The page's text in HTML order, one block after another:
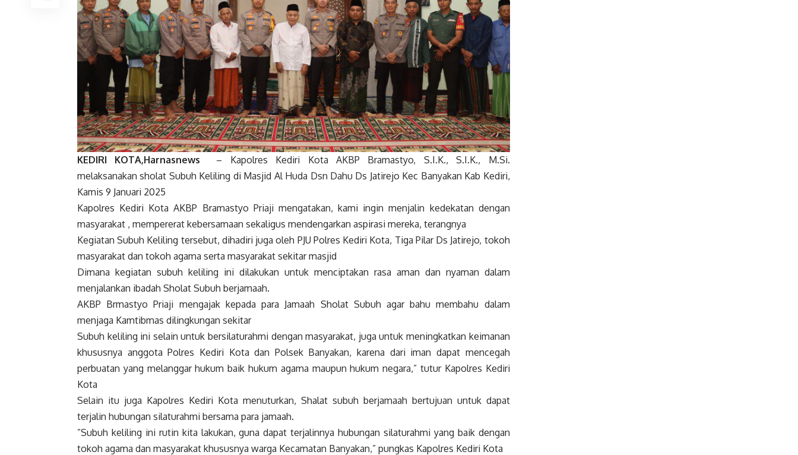
KEDIRI KOTA,Harnasnews – Kapolres Kediri Kota AKBP Bramastyo, S.I.K., S.I.K., M.Si.
melaksanakan sholat Subuh Keliling di Masjid Al Huda Dsn Dahu Ds Jatirejo Kec Banyakan Kab Kediri,
Kamis 9 Januari 2025
Kapolres Kediri Kota AKBP Bramastyo Priaji mengatakan, kami ingin menjalin kedekatan dengan
masyarakat , mempererat kebersamaan sekaligus mendengarkan aspirasi mereka, terangnya
Kegiatan Subuh Keliling tersebut, dihadiri juga oleh PJU Polres Kediri Kota, Tiga Pilar Ds Jatirejo, tokoh
masyarakat dan tokoh agama serta masyarakat sekitar masjid
Dimana kegiatan subuh keliling ini dilakukan untuk menciptakan rasa aman dan nyaman dalam
menjalankan ibadah Sholat Subuh berjamaah.
AKBP Brmastyo Priaji mengajak kepada para Jamaah Sholat Subuh agar bahu membahu dalam
menjaga Kamtibmas dilingkungan sekitar
Subuh keliling ini selain untuk bersilaturahmi dengan masyarakat, juga untuk meningkatkan keimanan
khususnya anggota Polres Kediri Kota dan Polsek Banyakan, karena dari iman dapat mencegah
perbuatan yang melanggar hukum baik hukum agama maupun hukum negara,” tutur Kapolres Kediri
Kota
Selain itu juga Kapolres Kediri Kota menuturkan, Shalat subuh berjamaah bertujuan untuk dapat
terjalin hubungan silaturahmi bersama para jamaah.
”Subuh keliling ini rutin kita lakukan, guna dapat terjalinnya hubungan silaturahmi yang baik dengan
tokoh agama dan masyarakat khususnya warga Kecamatan Banyakan,” pungkas Kapolres Kediri Kota